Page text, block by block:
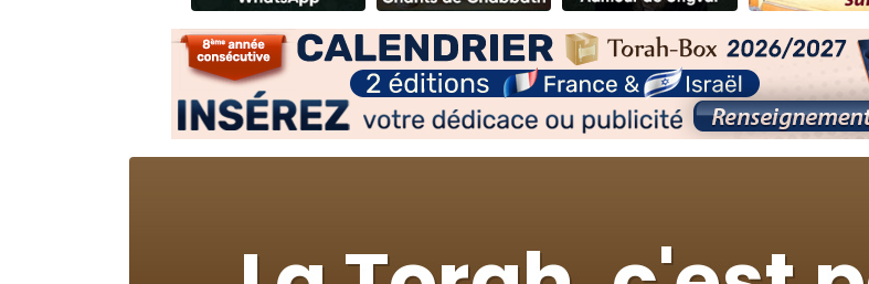
3 personnes viennent de faire un don pour 5 jours de vacances aux
Odaya vient de donner son Maasser
2 personnes viennent de nous rejoindre sur WhatsApp
13 personnes viennent de demander une bénédiction
12 nouvelles musiques dans Torah-Box Music
2 personnes viennent de nous rejoindre sur WhatsApp